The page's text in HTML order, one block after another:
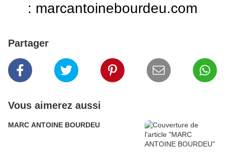
: marcantoinebourdeu.com
Partager
Vous aimerez aussi
MARC ANTOINE BOURDEU